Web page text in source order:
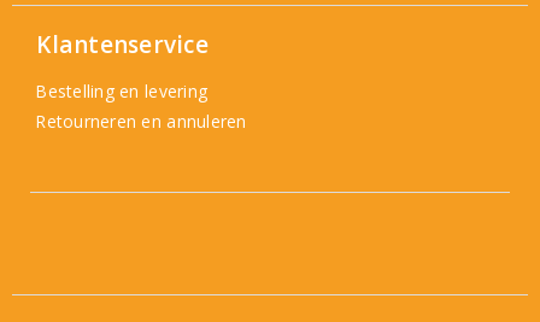
Klantenservice
Bestelling en levering
Retourneren en annuleren